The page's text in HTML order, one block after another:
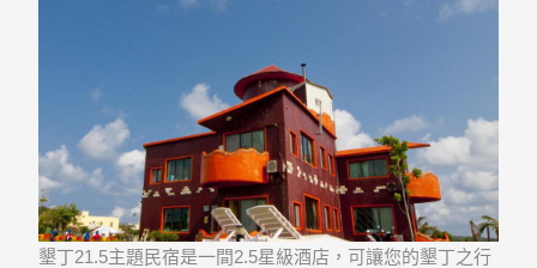
墾丁21.5主題民宿是一間2.5星級酒店，可讓您的墾丁之行